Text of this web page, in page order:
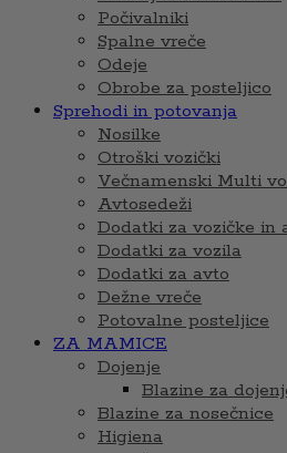
Počivalniki
Spalne vreče
Odeje
Obrobe za posteljico
Sprehodi in potovanja
Nosilke
Otroški vozički
Večnamenski Multi
Avtosedeži
Dodatki za vozičke in
Dodatki za vozila
Dodatki za avto
Dežne vreče
Potovalne posteljice
ZA MAMICE
Dojenje
Blazine za
Blazine za nosečnice
Higiena